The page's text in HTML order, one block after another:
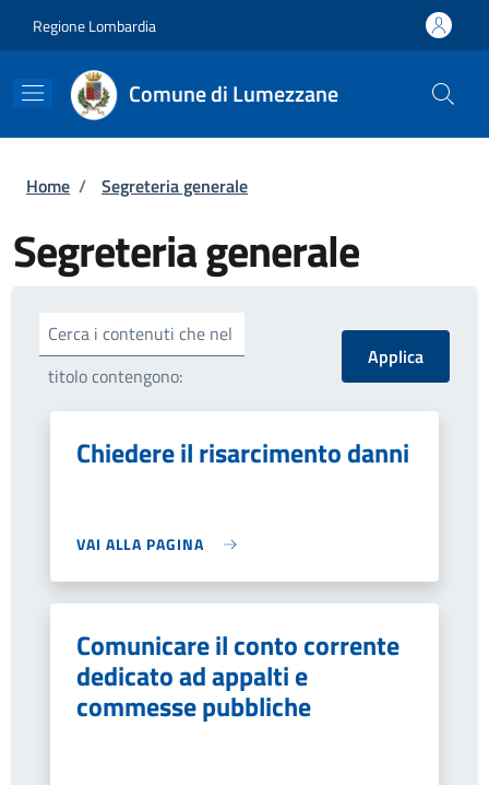
Regione Lombardia
Comune di Lumezzane
Briciole di pane
Home / Segreteria generale
Segreteria generale
Cerca i contenuti che nel
titolo contengono:
Chiedere il risarcimento danni
VAI ALLA PAGINA
Comunicare il conto corrente
dedicato ad appalti e
commesse pubbliche